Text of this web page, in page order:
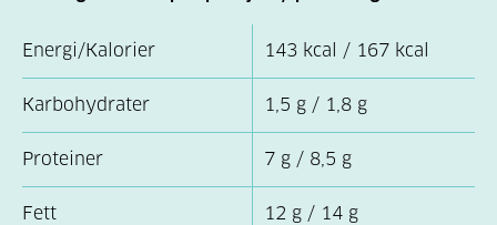
Energi/Kalorier 143 kcal / 167 kcal
Karbohydrater 1,5 g / 1,8 g
Proteiner 7 g / 8,5 g
Fett 12 g / 14 g